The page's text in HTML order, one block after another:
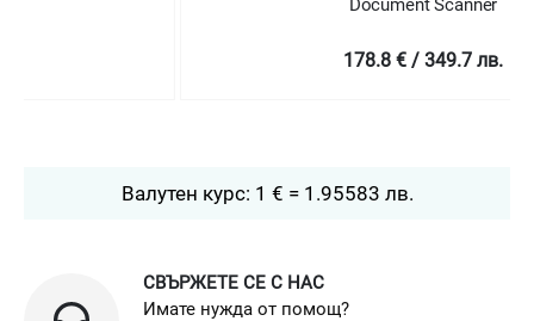
178.8 € / 349.7 лв.
Валутен курс: 1 € = 1.95583 лв.
СВЪРЖЕТЕ СЕ С НАС
Имате нужда от помощ?